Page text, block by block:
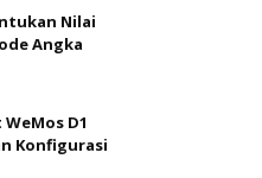
Nilai
Angka
D1
Konfigurasi